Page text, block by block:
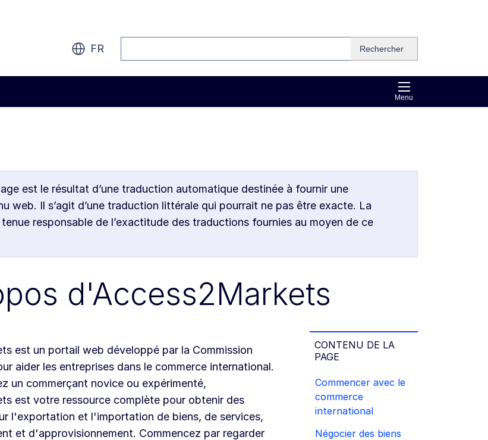
FR Rechercher
Menu
est le résultat d’une traduction automatique destinée à fournir une
web. Il s’agit d’une traduction littérale qui pourrait ne pas être exacte. La
responsable de l’exactitude des traductions fournies au moyen de ce
d'Access2Markets
CONTENU DE LA
PAGE
Commencer avec le
commerce
international
Négocier des biens
est un portail web développé par la Commission
aider les entreprises dans le commerce international.
un commerçant novice ou expérimenté,
est votre ressource complète pour obtenir des
l'exportation et l'importation de biens, de services,
et d'approvisionnement. Commencez par regarder